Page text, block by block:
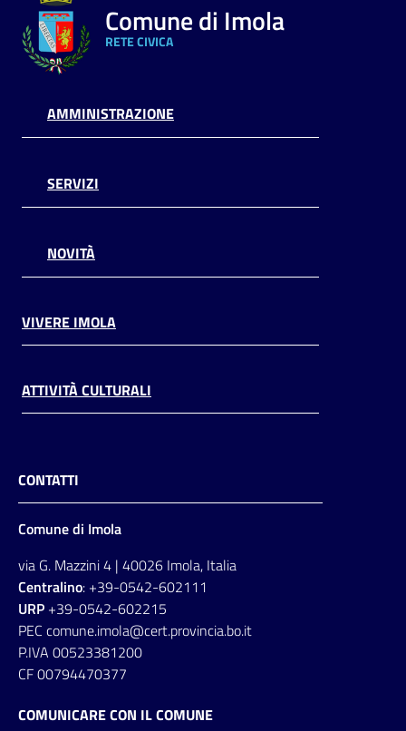
Comune di Imola
RETE CIVICA
AMMINISTRAZIONE
SERVIZI
NOVITÀ
VIVERE IMOLA
ATTIVITÀ CULTURALI
CONTATTI
Comune di Imola
via G. Mazzini 4 | 40026 Imola, Italia
Centralino: +39-0542-602111
URP +39-0542-602215
PEC comune.imola@cert.provincia.bo.it
P.IVA 00523381200
CF 00794470377
COMUNICARE CON IL COMUNE